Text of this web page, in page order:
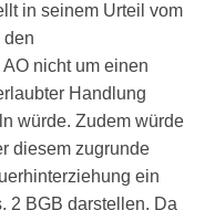
in seinem Urteil vom
den
nicht um einen
Handlung
würde. Zudem würde
diesem zugrunde
ein
2 BGB darstellen. Da